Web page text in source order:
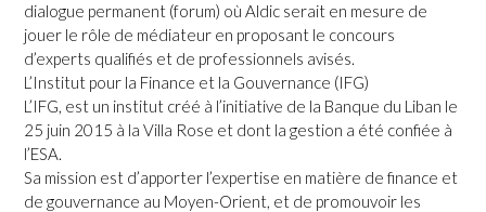
dialogue permanent (forum) où Aldic serait en mesure de
jouer le rôle de médiateur en proposant le concours
d’experts qualifiés et de professionnels avisés.
L’Institut pour la Finance et la Gouvernance (IFG)
L’IFG, est un institut créé à l’initiative de la Banque du Liban le
25 juin 2015 à la Villa Rose et dont la gestion a été confiée à
l’ESA.
Sa mission est d’apporter l’expertise en matière de finance et
de gouvernance au Moyen-Orient, et de promouvoir les